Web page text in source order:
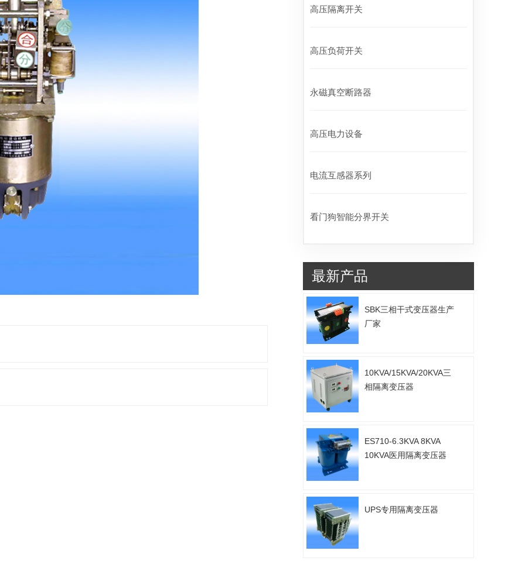
高压隔离开关
高压负荷开关
永磁真空断路器
高压电力设备
电流互感器系列
看门狗智能分界开关
最新产品
SBK三相干式变压器生产
厂家
10KVA/15KVA/20KVA三
相隔离变压器
ES710-6.3KVA 8KVA
10KVA医用隔离变压器
UPS专用隔离变压器